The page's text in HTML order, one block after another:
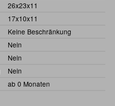
26x23x11
17x10x11
Keine Beschränkung
Nein
Nein
Nein
ab 0 Monaten